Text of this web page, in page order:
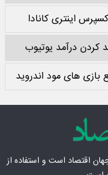
اینتری کانادا
کردن درآمد یوتیوب
بازی های مود اندروید
اقتصاد است و استفاده از